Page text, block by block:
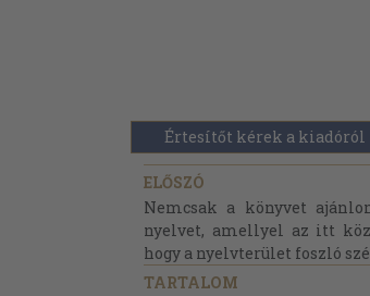
Értesítőt kérek a kiadóról
ELŐSZÓ
Nemcsak a könyvet
nyelvet, amellyel az itt
hogy a nyelvterület foszló
TARTALOM